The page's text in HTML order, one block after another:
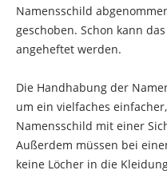
Namensschild
geschoben. Schon kann
angeheftet werden.
Die Handhabung der
um ein vielfaches
Namensschild mit einer
Außerdem müssen bei
keine Löcher in die